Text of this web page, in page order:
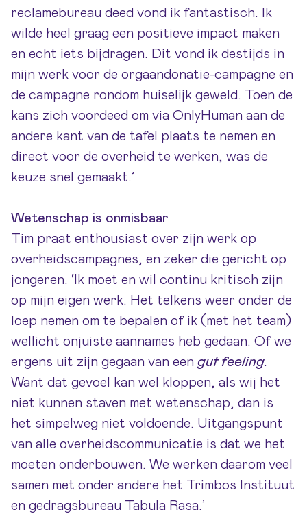
reclamebureau deed vond ik fantastisch. Ik
wilde heel graag een positieve impact maken
en echt iets bijdragen. Dit vond ik destijds in
mijn werk voor de orgaandonatie-campagne en
de campagne rondom huiselijk geweld. Toen de
kans zich voordeed om via OnlyHuman aan de
andere kant van de tafel plaats te nemen en
direct voor de overheid te werken, was de
keuze snel gemaakt.’
Wetenschap is onmisbaar
Tim praat enthousiast over zijn werk op
overheidscampagnes, en zeker die gericht op
jongeren. ‘Ik moet en wil continu kritisch zijn
op mijn eigen werk. Het telkens weer onder de
loep nemen om te bepalen of ik (met het team)
wellicht onjuiste aannames heb gedaan. Of we
ergens uit zijn gegaan van een gut feeling.
Want dat gevoel kan wel kloppen, als wij het
niet kunnen staven met wetenschap, dan is
het simpelweg niet voldoende. Uitgangspunt
van alle overheidscommunicatie is dat we het
moeten onderbouwen. We werken daarom veel
samen met onder andere het Trimbos Instituut
en gedragsbureau Tabula Rasa.’